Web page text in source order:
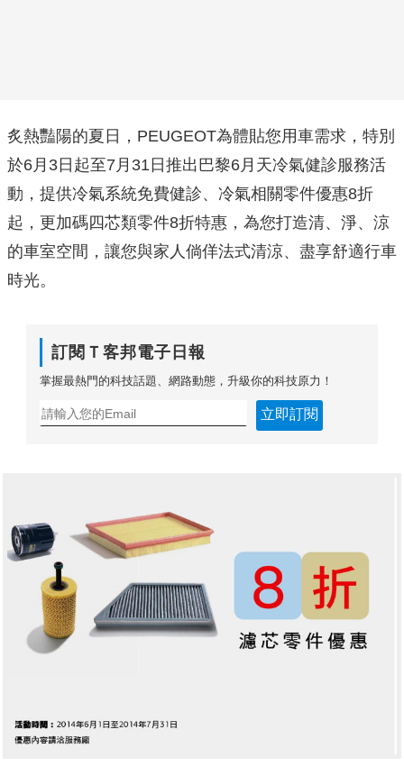
炙熱豔陽的夏日，PEUGEOT為體貼您用車需求，特別
於6月3日起至7月31日推出巴黎6月天冷氣健診服務活
動，提供冷氣系統免費健診、冷氣相關零件優惠8折
起，更加碼四芯類零件8折特惠，為您打造清、淨、涼
的車室空間，讓您與家人倘佯法式清涼、盡享舒適行車
時光。
訂閱Ｔ客邦電子日報
掌握最熱門的科技話題、網路動態，升級你的科技原力！
立即訂閱